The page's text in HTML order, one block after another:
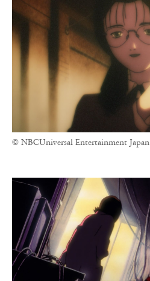
© NBCUniversal Entertainment Japan